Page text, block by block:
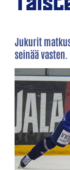
Jukurit
seinää vasten.